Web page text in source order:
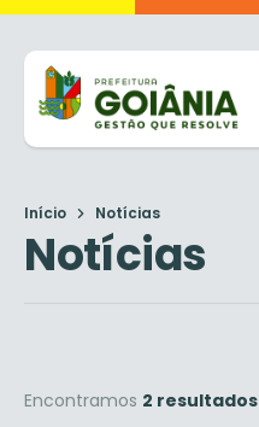
Início Notícias
Notícias
Encontramos 2 resultados